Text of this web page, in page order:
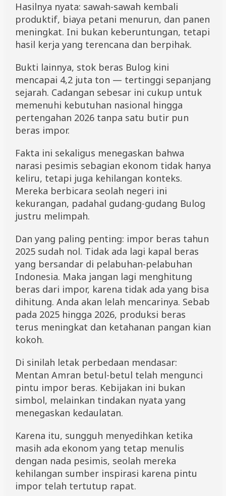
Hasilnya nyata: sawah-sawah kembali
produktif, biaya petani menurun, dan panen
meningkat. Ini bukan keberuntungan, tetapi
hasil kerja yang terencana dan berpihak.
Bukti lainnya, stok beras Bulog kini
mencapai 4,2 juta ton — tertinggi sepanjang
sejarah. Cadangan sebesar ini cukup untuk
memenuhi kebutuhan nasional hingga
pertengahan 2026 tanpa satu butir pun
beras impor.
Fakta ini sekaligus menegaskan bahwa
narasi pesimis sebagian ekonom tidak hanya
keliru, tetapi juga kehilangan konteks.
Mereka berbicara seolah negeri ini
kekurangan, padahal gudang-gudang Bulog
justru melimpah.
Dan yang paling penting: impor beras tahun
2025 sudah nol. Tidak ada lagi kapal beras
yang bersandar di pelabuhan-pelabuhan
Indonesia. Maka jangan lagi menghitung
beras dari impor, karena tidak ada yang bisa
dihitung. Anda akan lelah mencarinya. Sebab
pada 2025 hingga 2026, produksi beras
terus meningkat dan ketahanan pangan kian
kokoh.
Di sinilah letak perbedaan mendasar:
Mentan Amran betul-betul telah mengunci
pintu impor beras. Kebijakan ini bukan
simbol, melainkan tindakan nyata yang
menegaskan kedaulatan.
Karena itu, sungguh menyedihkan ketika
masih ada ekonom yang tetap menulis
dengan nada pesimis, seolah mereka
kehilangan sumber inspirasi karena pintu
impor telah tertutup rapat.